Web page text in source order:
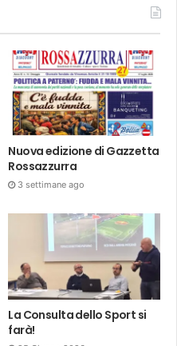
Nuova edizione di Gazzetta
Rossazzurra
3 settimane ago
La Consulta dello Sport si
farà!